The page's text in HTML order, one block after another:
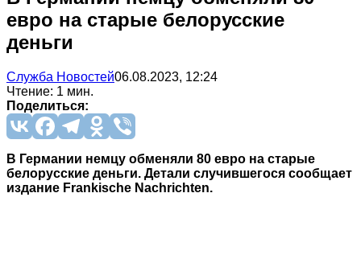
евро на старые белорусские
деньги
Служба Новостей06.08.2023, 12:24
Чтение: 1 мин.
Поделиться:
В Германии немцу обменяли 80 евро на старые
белорусские деньги. Детали случившегося сообщает
издание Frankische Nachrichten.